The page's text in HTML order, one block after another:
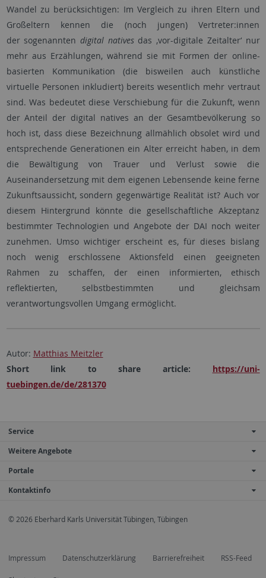
Wandel zu berücksichtigen: Im Vergleich zu ihren Eltern und
Großeltern kennen die (noch jungen) Vertreter:innen
der sogenannten digital nativesdas ,vor-digitale Zeitalter‘ nur
mehr aus Erzählungen, während sie mit Formen der online-
basierten Kommunikation (die bisweilen auch künstliche
virtuelle Personen inkludiert) bereits wesentlich mehr vertraut
sind. Was bedeutet diese Verschiebung für die Zukunft, wenn
der Anteil der digital natives an der Gesamtbevölkerung so
hoch ist, dass diese Bezeichnung allmählich obsolet wird und
entsprechende Generationen ein Alter erreicht haben, in dem
die Bewältigung von Trauer und Verlust sowie die
Auseinandersetzung mit dem eigenen Lebensende keine ferne
Zukunftsaussicht, sondern gegenwärtige Realität ist? Auch vor
diesem Hintergrund könnte die gesellschaftliche Akzeptanz
bestimmter Technologien und Angebote der DAI noch weiter
zunehmen. Umso wichtiger erscheint es, für dieses bislang
noch wenig erschlossene Aktionsfeld einen geeigneten
Rahmen zu schaffen, der einen informierten, ethisch
reflektierten, selbstbestimmten und gleichsam
verantwortungsvollen Umgang ermöglicht.
Autor: Matthias Meitzler
Short link to share article: https://uni-
tuebingen.de/de/281370
Service
Weitere Angebote
Portale
Kontaktinfo
© 2026 Eberhard Karls Universität Tübingen, Tübingen
Impressum Datenschutzerklärung Barrierefreiheit RSS-Feed